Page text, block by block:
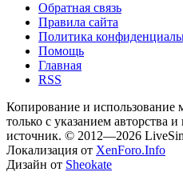
Обратная связь
Правила сайта
Политика
Помощь
Главная
RSS
Копирование и использование
только с указанием авторства
источник. © 2012—2026
Локализация от XenForo.Info
Дизайн от Sheokate